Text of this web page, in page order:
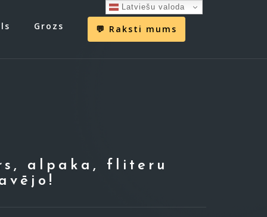
Grozs 💬 Raksti mums
alpaka, fliteru
Latviešu valoda